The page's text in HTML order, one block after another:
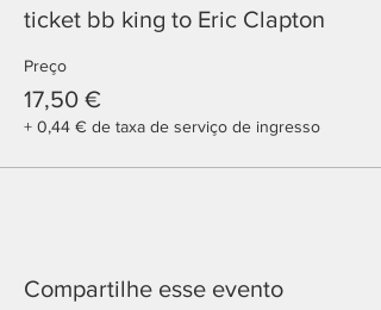
ticket bb king to Eric Clapton
Preço
17,50 €
+ 0,44 € de taxa de serviço de ingresso
Compartilhe esse evento